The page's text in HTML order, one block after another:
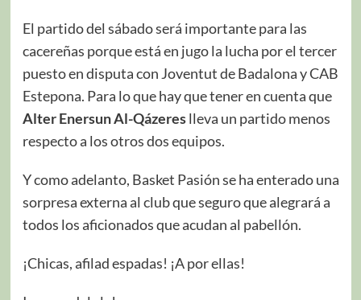
El partido del sábado será importante para las
cacereñas porque está en jugo la lucha por el tercer
puesto en disputa con Joventut de Badalona y CAB
Estepona. Para lo que hay que tener en cuenta que
Alter Enersun Al-Qázereslleva un partido menos
respecto a los otros dos equipos.
Y como adelanto, Basket Pasión se ha enterado una
sorpresa externa al club que seguro que alegrará a
todos los aficionados que acudan al pabellón.
¡Chicas, afilad espadas! ¡A por ellas!